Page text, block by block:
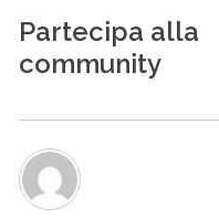
Partecipa alla
community